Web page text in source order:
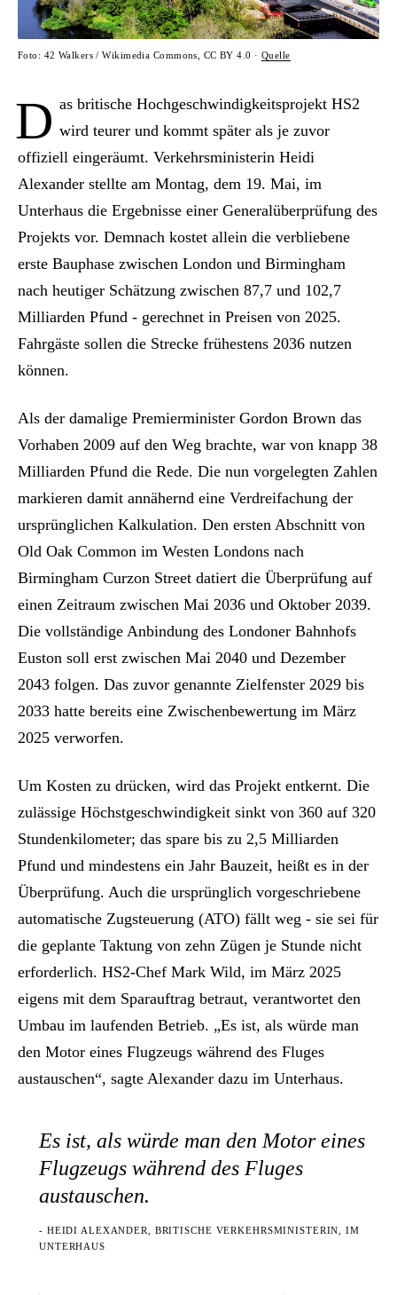
Foto: 42 Walkers / Wikimedia Commons, CC BY 4.0 ·Quelle
D as britische Hochgeschwindigkeitsprojekt HS2
wird teurer und kommt später als je zuvor
offiziell eingeräumt. Verkehrsministerin Heidi
Alexander stellte am Montag, dem 19. Mai, im
Unterhaus die Ergebnisse einer Generalüberprüfung des
Projekts vor. Demnach kostet allein die verbliebene
erste Bauphase zwischen London und Birmingham
nach heutiger Schätzung zwischen 87,7 und 102,7
Milliarden Pfund - gerechnet in Preisen von 2025.
Fahrgäste sollen die Strecke frühestens 2036 nutzen
können.
Als der damalige Premierminister Gordon Brown das
Vorhaben 2009 auf den Weg brachte, war von knapp 38
Milliarden Pfund die Rede. Die nun vorgelegten Zahlen
markieren damit annähernd eine Verdreifachung der
ursprünglichen Kalkulation. Den ersten Abschnitt von
Old Oak Common im Westen Londons nach
Birmingham Curzon Street datiert die Überprüfung auf
einen Zeitraum zwischen Mai 2036 und Oktober 2039.
Die vollständige Anbindung des Londoner Bahnhofs
Euston soll erst zwischen Mai 2040 und Dezember
2043 folgen. Das zuvor genannte Zielfenster 2029 bis
2033 hatte bereits eine Zwischenbewertung im März
2025 verworfen.
Um Kosten zu drücken, wird das Projekt entkernt. Die
zulässige Höchstgeschwindigkeit sinkt von 360 auf 320
Stundenkilometer; das spare bis zu 2,5 Milliarden
Pfund und mindestens ein Jahr Bauzeit, heißt es in der
Überprüfung. Auch die ursprünglich vorgeschriebene
automatische Zugsteuerung (ATO) fällt weg - sie sei für
die geplante Taktung von zehn Zügen je Stunde nicht
erforderlich. HS2-Chef Mark Wild, im März 2025
eigens mit dem Sparauftrag betraut, verantwortet den
Umbau im laufenden Betrieb. „Es ist, als würde man
den Motor eines Flugzeugs während des Fluges
austauschen“, sagte Alexander dazu im Unterhaus.
Es ist, als würde man den Motor eines
Flugzeugs während des Fluges
austauschen.
- HEIDI ALEXANDER, BRITISCHE VERKEHRSMINISTERIN, IM
UNTERHAUS